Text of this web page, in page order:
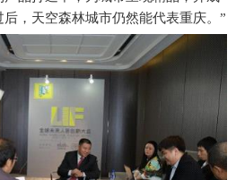
，天空森林城市仍然能代表重庆。”